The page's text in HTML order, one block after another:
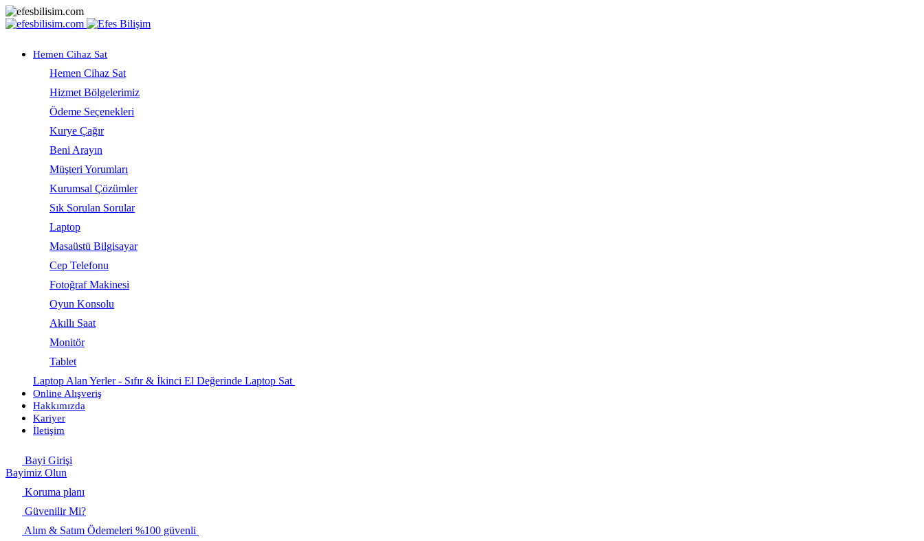
Hemen Cihaz Sat
Hemen Cihaz Sat
Hizmet Bölgelerimiz
Ödeme Seçenekleri
Kurye Çağır
Beni Arayın
Müşteri Yorumları
Kurumsal Çözümler
Sık Sorulan Sorular
Laptop
Masaüstü Bilgisayar
Cep Telefonu
Fotoğraf Makinesi
Oyun Konsolu
Akıllı Saat
Monitör
Tablet
Laptop Alan Yerler - Sıfır & İkinci El Değerinde Laptop Sat
Online Alışveriş
Hakkımızda
Kariyer
İletişim
Bayi Girişi
Bayimiz Olun
Koruma planı
Güvenilir Mi?
Alım & Satım Ödemeleri %100 güvenli